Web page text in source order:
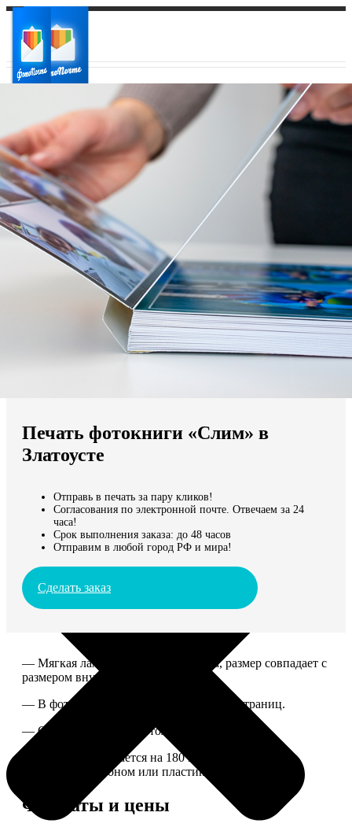
Ваш город:
Ваш регион доставки
Выберите из списка:
Мы доставляем по всему миру
Продолжить без города
Печать фотокниги «Слим» в
Златоусте
Отправь в печать за пару кликов!
Согласования по электронной почте. Отвечаем за 24
часа!
Срок выполнения заказа: до 48 часов
Отправим в любой город РФ и мира!
Сделать заказ
— Мягкая ламинированная обложка, размер совпадает с
размером внутреннего блока.
— В фотокниге может быть от 10 до 50 страниц.
— Страницы плотные, толщина 1 мм.
— Книга раскрывается на 180 градусов, развороты
укреплены картоном или пластиком.
Форматы и цены